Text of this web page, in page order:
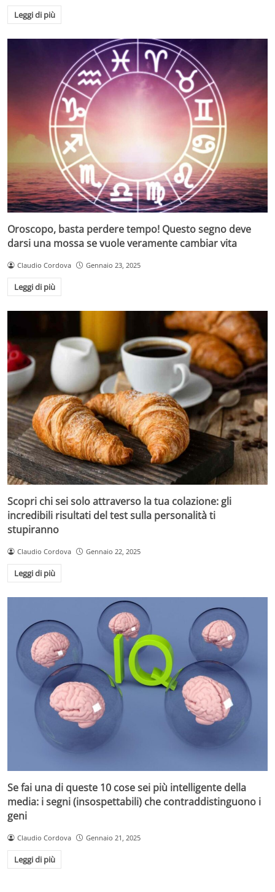
Leggi di più
Oroscopo, basta perdere tempo! Questo segno deve
darsi una mossa se vuole veramente cambiar vita
Claudio Cordova Gennaio 23, 2025
Leggi di più
Scopri chi sei solo attraverso la tua colazione: gli
incredibili risultati del test sulla personalità ti
stupiranno
Claudio Cordova Gennaio 22, 2025
Leggi di più
Se fai una di queste 10 cose sei più intelligente della
media: i segni (insospettabili) che contraddistinguono i
geni
Claudio Cordova Gennaio 21, 2025
Leggi di più